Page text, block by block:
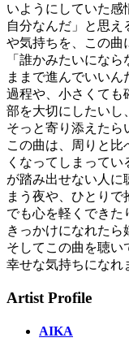
いようにしていた感
自分なんだ」と思
や気持ちを、この曲
「誰かみたいにな
ままで進んでいい
過程や、小さくても
部を大切にしたいし
そっと寄り添えたら
この曲は、周りと比
くなってしまって
が踏み出せない人に
まう夜や、ひとり
でも心を軽くできた
きっかけになれたら
そしてこの曲を聴い
幸せな気持ちになれ
Artist Profile
AIKA